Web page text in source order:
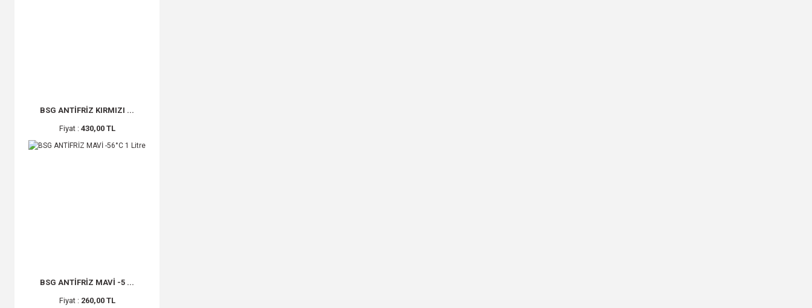
BSG ANTİFRİZ KIRMIZI ...
Fiyat : 430,00 TL
BSG ANTİFRİZ MAVİ -5 ...
Fiyat : 260,00 TL